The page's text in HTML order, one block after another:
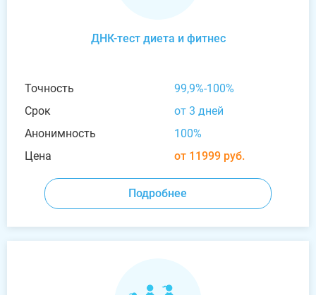
ДНК-тест диета и фитнес
Точность
99,9%-100%
Срок
от 3 дней
Анонимность
100%
Цена
от 11999 руб.
Подробнее